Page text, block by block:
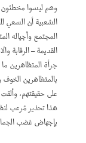
وهم ليسوا مخطئون
الشعبية أن السعي
المجتمع وأجياله
القديمة – الرقابة
جرأة المتظاهرين
بالمتظاهرين
على حقيقتهم،
هذا تحذير مُرعب
بإجهاض غضب